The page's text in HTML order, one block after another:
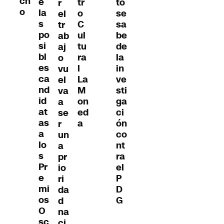
o
la
s
po
si
bl
es
ca
nd
id
at
as
a
lo
s
Pr
e
mi
os
O
r
el
tr
ab
aj
o
vu
el
va
a
se
r
un
a
pr
io
ri
da
d
na
o
C
ul
tu
ra
l
La
M
on
ed
a
se
sa
be
de
la
in
ve
sti
ga
ci
ón
co
nt
ra
el
P
D
G